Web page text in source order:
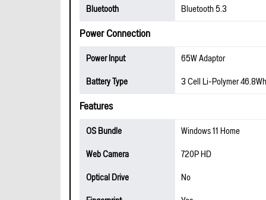
Bluetooth
Bluetooth 5.3
Power Connection
Power Input
65W Adaptor
Battery Type
3 Cell Li-Polymer 46.8Wh
Features
OS Bundle
Windows 11 Home
Web Camera
720P HD
Optical Drive
No